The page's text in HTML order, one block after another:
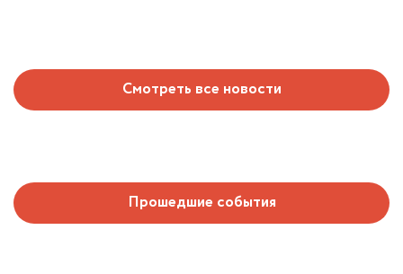
Смотреть все новости
Прошедшие события